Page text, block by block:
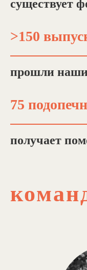
существует
>150
прошли
75
получает